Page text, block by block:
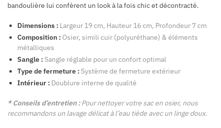
bandoulière lui confèrent un look à la fois chic et décontracté.
Dimensions : Largeur 19 cm, Hauteur 16 cm, Profondeur 7 cm
Composition : Osier, simili cuir (polyuréthane) & éléments
métalliques
Sangle : Sangle réglable pour un confort optimal
Type de fermeture : Système de fermeture extérieur
Intérieur : Doublure interne de qualité
* Conseils d’entretien :Pour nettoyer votre sac en osier, nous
recommandons un lavage délicat à l’eau tiède avec un linge doux.